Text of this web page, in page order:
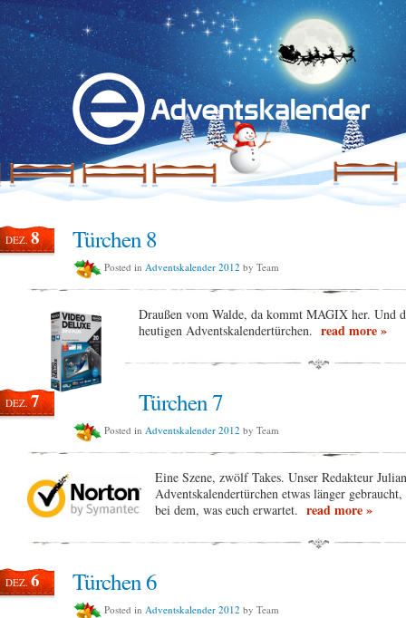
DEZ.8 Türchen 8
Posted in Adventskalender 2012 by Team
Draußen vom Walde, da kommt MAGIX her. Und
heutigen Adventskalendertürchen. read more »
DEZ.7 Türchen 7
Posted in Adventskalender 2012 by Team
Eine Szene, zwölf Takes. Unser Redakteur
Adventskalendertürchen etwas länger
bei dem, was euch erwartet. read more »
DEZ.6 Türchen 6
Posted in Adventskalender 2012 by Team